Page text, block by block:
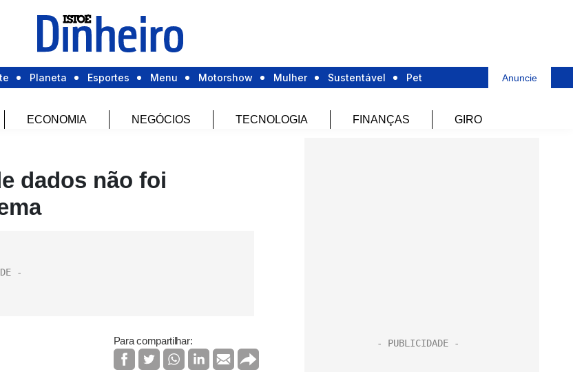
Planeta Esportes Menu Motorshow Mulher Sustentável Pet Anuncie
ECONOMIA NEGÓCIOS TECNOLOGIA FINANÇAS GIRO
dados não foi
Para compartilhar: